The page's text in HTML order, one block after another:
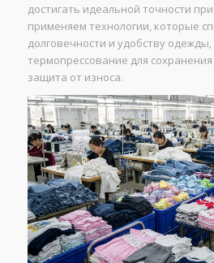
достигать идеальной точности
применяем технологии, которые
долговечности и удобству одежды,
термопрессование для
защита от износа.